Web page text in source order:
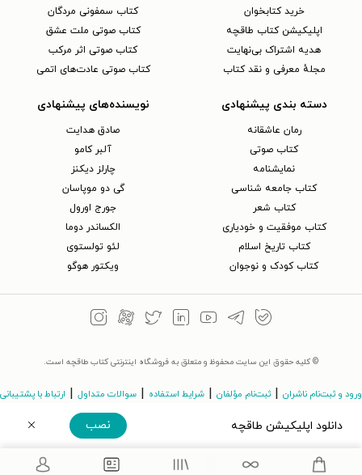
دانلود اپلیکیشن طاقچه نصب
خرید کتابخوان
اپلیکیشن کتاب طاقچه
هدیه اشتراک بی‌نهایت
مجلهٔ معرفی و نقد کتاب
کتاب سمفونی مردگان
کتاب صوتی ملت عشق
کتاب صوتی اثر مرکب
کتاب صوتی عادت‌های اتمی
دسته بندی پیشنهادی
رمان عاشقانه
کتاب‌ صوتی
نمایشنامه
کتاب جامعه شناسی
کتاب شعر
کتاب موفقیت و خودیاری
کتاب تاریخ اسلام
کتاب کودک و نوجوان
نویسنده‌های پیشنهادی
صادق هدایت
آلبر کامو
چارلز دیکنز
گی دو موپاسان
جورج اورول
الکساندر دوما
لئو تولستوی
ویکتور هوگو
© کلیه حقوق این سایت محفوظ و متعلق به فروشگاه اینترنتی کتاب طاقچه است.
ورود و ثبت‌نام ناشران ثبت‌نام مؤلفان شرایط استفاده سوالات متداول ارتباط با پشتیبانی
©Taaghche.com 3.243.11